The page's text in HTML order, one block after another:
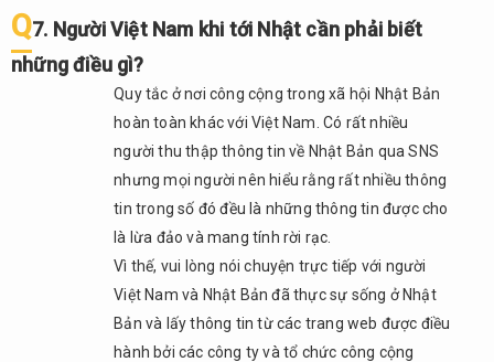
Q7. Người Việt Nam khi tới Nhật cần phải biết
những điều gì?
Quy tắc ở nơi công cộng trong xã hội Nhật Bản
hoàn toàn khác với Việt Nam. Có rất nhiều
người thu thập thông tin về Nhật Bản qua SNS
nhưng mọi người nên hiểu rằng rất nhiều thông
tin trong số đó đều là những thông tin được cho
là lừa đảo và mang tính rời rạc.
Vì thế, vui lòng nói chuyện trực tiếp với người
Việt Nam và Nhật Bản đã thực sự sống ở Nhật
Bản và lấy thông tin từ các trang web được điều
hành bởi các công ty và tổ chức công cộng